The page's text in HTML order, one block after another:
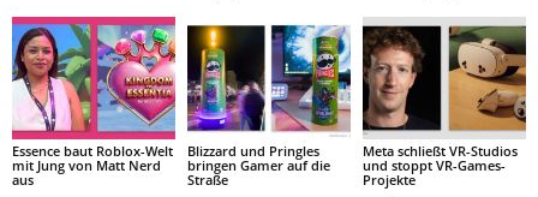
Essence baut Roblox-Welt
mit Jung von Matt Nerd
aus
Blizzard und Pringles
bringen Gamer auf die
Straße
Meta schließt VR-Studios
und stoppt VR-Games-
Projekte